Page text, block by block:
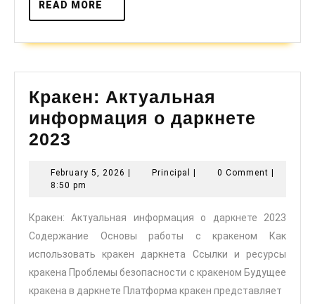
READ MORE
MORE
Кракен: Актуальная
информация о даркнете
2023
информация
даркнете
2023
February 5, 2026 February
| Principal Principal
| 0 Comment |
8:50 pm
Кракен: Актуальная информация о даркнете 2023
Содержание Основы работы с кракеном Как
использовать кракен даркнета Ссылки и ресурсы
кракена Проблемы безопасности с кракеном Будущее
кракена в даркнете Платформа кракен представляет